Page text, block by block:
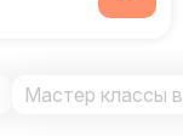
Мастер классы